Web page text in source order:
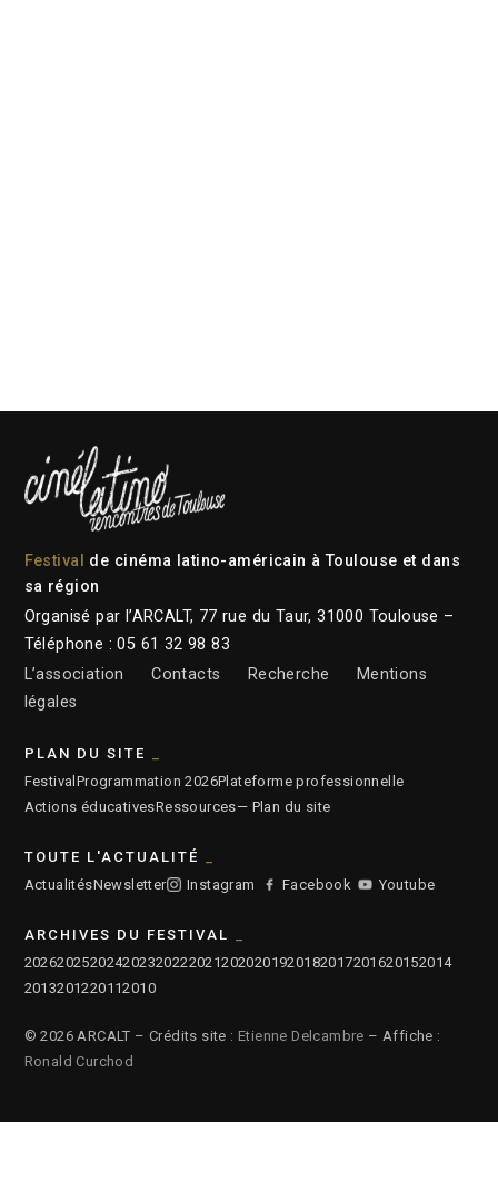
Festival
de cinéma latino-américain à Toulouse et dans
sa région
Organisé par l’ARCALT, 77 rue du Taur, 31000 Toulouse –
Téléphone : 05 61 32 98 83
L’association
Contacts Recherche
Mentions
légales
PLAN DU SITE
Festival Programmation 2026Plateforme professionnelle
Actions éducativesRessources— Plan du site
TOUTE L'ACTUALITÉ
ActualitésNewsletter Instagram Facebook Youtube
ARCHIVES DU FESTIVAL
2026202520242023202220212020201920182017201620152014
2013201220112010
© 2026 ARCALT – Crédits site : Etienne Delcambre – Affiche :
Ronald Curchod